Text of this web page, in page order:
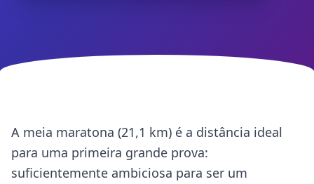
A meia maratona (21,1 km) é a distância ideal
para uma primeira grande prova:
suficientemente ambiciosa para ser um